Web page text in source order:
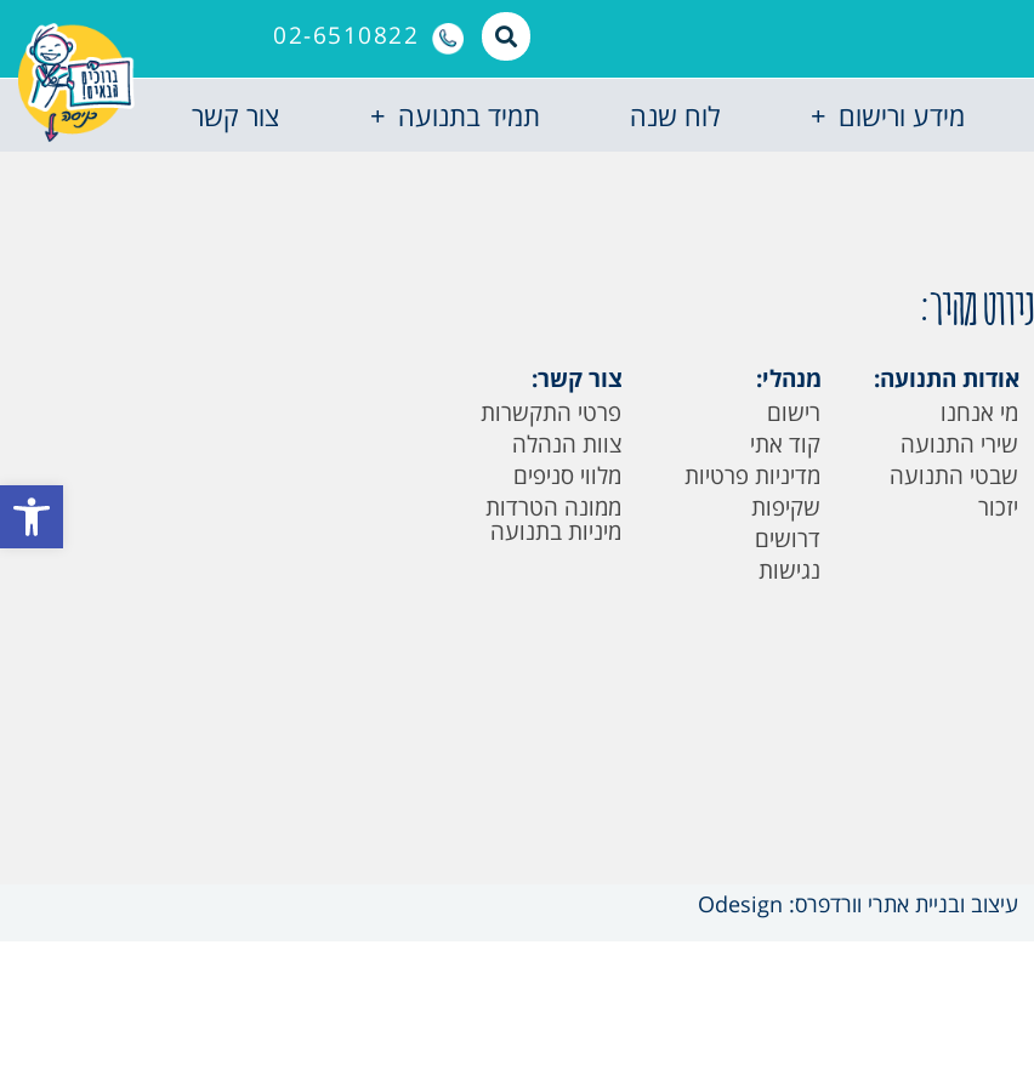
פתח
02-6510822
מידע ורישום לוח שנה תמיד בתנועה צור קשר
ניווט מהיר:
אודות התנועה:
מי אנחנו
שירי התנועה
שבטי התנועה
יזכור
מנהלי:
רישום
קוד אתי
מדיניות פרטיות
שקיפות
דרושים
נגישות
צור קשר:
פרטי התקשרות
צוות הנהלה
מלווי סניפים
ממונה הטרדות
מיניות בתנועה
עיצוב ובניית אתרי וורדפרס: Odesign